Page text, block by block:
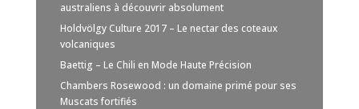
australiens à découvrir absolument
Holdvölgy Culture 2017 – Le nectar des coteaux
volcaniques
Baettig – Le Chili en Mode Haute Précision
Chambers Rosewood : un domaine primé pour ses
Muscats fortifiés